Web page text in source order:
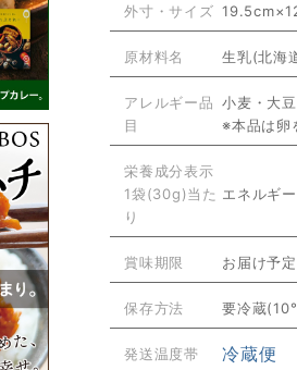
外寸・サイズ
原材料名 生乳(北海
アレルギー品
目
小麦・大豆
※本品は卵
栄養成分表示
1袋(30g)当た
り
エネルギ
賞味期限 お届け予
保存方法 要冷蔵
発送温度帯 冷蔵便